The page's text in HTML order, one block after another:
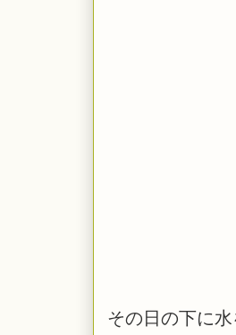
その日の下に